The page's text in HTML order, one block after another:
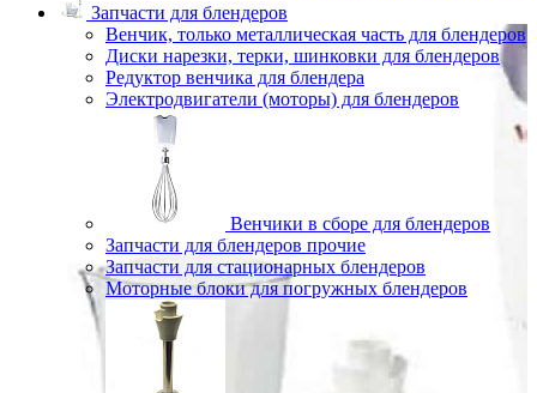
Запчасти для блендеров
Венчик, только металлическая часть для блендеров
Диски нарезки, терки, шинковки для блендеров
Редуктор венчика для блендера
Электродвигатели (моторы) для блендеров
Венчики в сборе для блендеров
Запчасти для блендеров прочие
Запчасти для стационарных блендеров
Моторные блоки для погружных блендеров